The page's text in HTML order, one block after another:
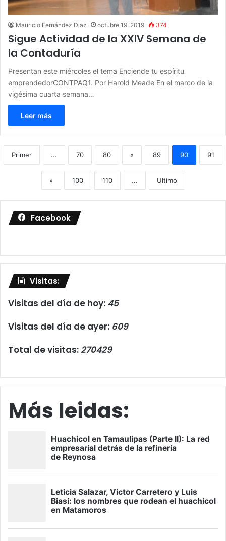
Mauricio Fernández Diaz octubre 19, 2019 374
Sigue Actividad de la XXIV Semana de
la Contaduría
Presentan este miércoles el tema Enciende tu espíritu
emprendedorCONTPAQ1. Por Harold Meade En el marco de la
vigésima cuarta semana…
Leer más
Primer ... 70 80 « 89 90 91
» 100 110 ... Ultimo
Facebook
Visitas:
Visitas del día de hoy: 45
Visitas del día de ayer: 609
Total de visitas: 270429
Más leidas: